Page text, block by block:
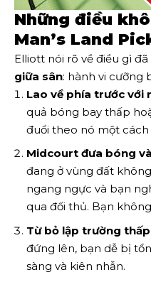
Những điều
Man’s Land
Elliott nói rõ về điều gì
giữa sân: hành vi cưỡng
Lao về phía trước với
quả bóng bay thấp
đuổi theo nó một cách
Midcourt đưa bóng
đang ở vùng đất
ngang ngực và bạn
qua đối thủ. Bạn
Từ bỏ lập trường
đứng lên, bạn dễ bị
sàng và kiên nhẫn.